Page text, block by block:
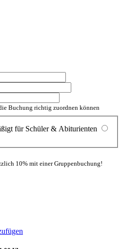
Buchung richtig zuordnen können
für Schüler & Abiturienten
10% mit einer Gruppenbuchung!